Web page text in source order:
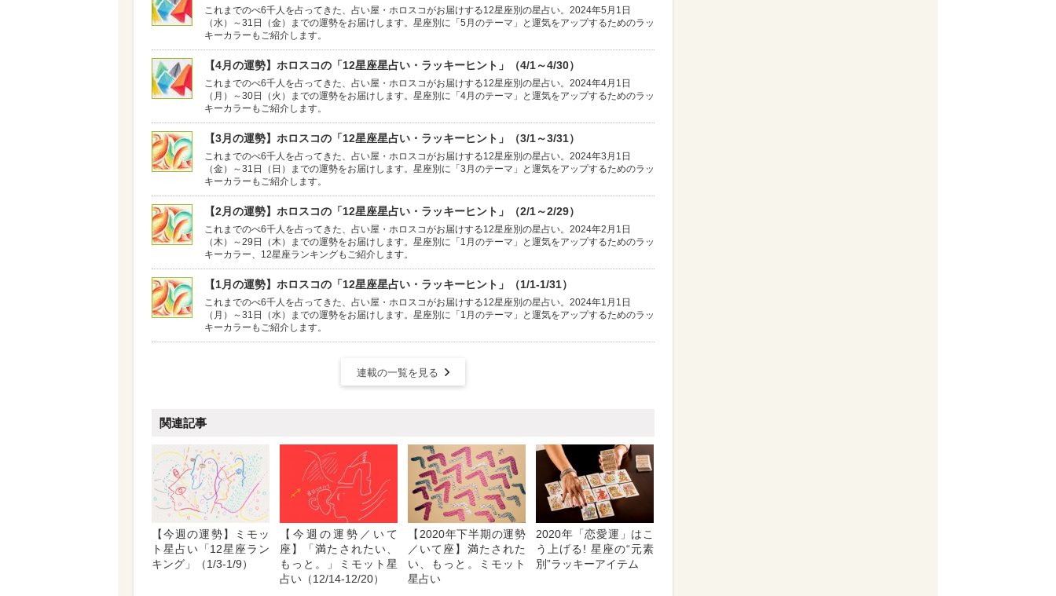
これまでのべ6千人を占ってきた、占い屋・ホロスコがお届けする12星座別の星占い。2024年5月1日
（水）～31日（金）までの運勢をお届けします。星座別に「5月のテーマ」と運気をアップするためのラッ
キーカラーもご紹介します。
【4月の運勢】ホロスコの「12星座星占い・ラッキーヒント」（4/1～4/30）
これまでのべ6千人を占ってきた、占い屋・ホロスコがお届けする12星座別の星占い。2024年4月1日
（月）～30日（火）までの運勢をお届けします。星座別に「4月のテーマ」と運気をアップするためのラッ
キーカラーもご紹介します。
【3月の運勢】ホロスコの「12星座星占い・ラッキーヒント」（3/1～3/31）
これまでのべ6千人を占ってきた、占い屋・ホロスコがお届けする12星座別の星占い。2024年3月1日
（金）～31日（日）までの運勢をお届けします。星座別に「3月のテーマ」と運気をアップするためのラッ
キーカラーもご紹介します。
【2月の運勢】ホロスコの「12星座星占い・ラッキーヒント」（2/1～2/29）
これまでのべ6千人を占ってきた、占い屋・ホロスコがお届けする12星座別の星占い。2024年2月1日
（木）～29日（木）までの運勢をお届けします。星座別に「1月のテーマ」と運気をアップするためのラッ
キーカラー、12星座ランキングもご紹介します。
【1月の運勢】ホロスコの「12星座星占い・ラッキーヒント」（1/1-1/31）
これまでのべ6千人を占ってきた、占い屋・ホロスコがお届けする12星座別の星占い。2024年1月1日
（月）～31日（水）までの運勢をお届けします。星座別に「1月のテーマ」と運気をアップするためのラッ
キーカラーもご紹介します。
連載の一覧を見る
関連記事
【今週の運勢】ミモッ
ト星占い「12星座ラン
キング」（1/3-1/9）
【今週の運勢／いて
座】「満たされたい、
もっと。」ミモット星
占い（12/14-12/20）
【2020年下半期の運勢
／いて座】満たされた
い、もっと。ミモット
星占い
2020年「恋愛運」はこ
う上げる! 星座の“元素
別”ラッキーアイテム